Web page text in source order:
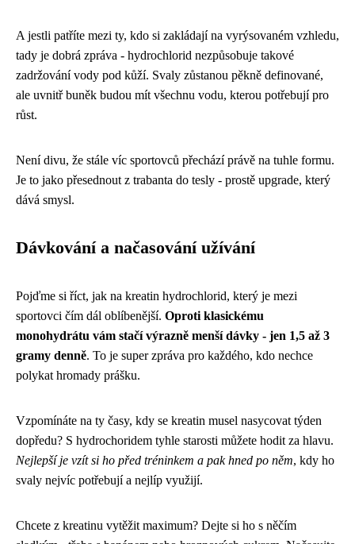
A jestli patříte mezi ty, kdo si zakládají na vyrýsovaném vzhledu,
tady je dobrá zpráva - hydrochlorid nezpůsobuje takové
zadržování vody pod kůží. Svaly zůstanou pěkně definované,
ale uvnitř buněk budou mít všechnu vodu, kterou potřebují pro
růst.
Není divu, že stále víc sportovců přechází právě na tuhle formu.
Je to jako přesednout z trabanta do tesly - prostě upgrade, který
dává smysl.
Dávkování a načasování užívání
Pojďme si říct, jak na kreatin hydrochlorid, který je mezi
sportovci čím dál oblíbenější. Oproti klasickému
monohydrátu vám stačí výrazně menší dávky - jen 1,5 až 3
gramy denně. To je super zpráva pro každého, kdo nechce
polykat hromady prášku.
Vzpomínáte na ty časy, kdy se kreatin musel nasycovat týden
dopředu? S hydrochoridem tyhle starosti můžete hodit za hlavu.
Nejlepší je vzít si ho před tréninkem a pak hned po něm, kdy ho
svaly nejvíc potřebují a nejlíp využijí.
Chcete z kreatinu vytěžit maximum? Dejte si ho s něčím